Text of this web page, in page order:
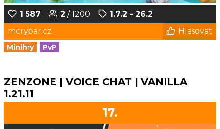
1 587 2 / 1200
1.7.2 - 26.2
mcrybar.cz
Hlasovat
Minihry PvP
ZENZONE | VOICE CHAT | VANILLA
1.21.11
17.